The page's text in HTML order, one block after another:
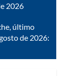
2026
último
de 2026: